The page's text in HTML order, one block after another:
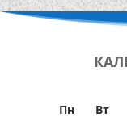
Пн Вт